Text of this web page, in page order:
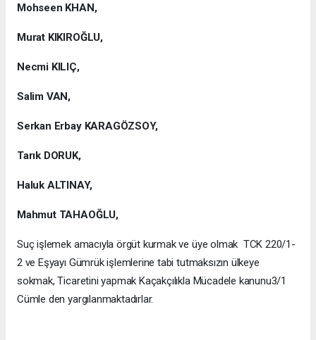
Mohseen KHAN,
Murat KIKIROĞLU,
Necmi KILIÇ,
Salim VAN,
Serkan Erbay KARAGÖZSOY,
Tarık DORUK,
Haluk ALTINAY,
Mahmut TAHAOĞLU,
Suç işlemek amacıyla örgüt kurmak ve üye olmak TCK 220/1-
2 ve Eşyayı Gümrük işlemlerine tabi tutmaksızın ülkeye
sokmak, Ticaretini yapmak Kaçakçılıkla Mücadele kanunu3/1
Cümle den yargılanmaktadırlar.